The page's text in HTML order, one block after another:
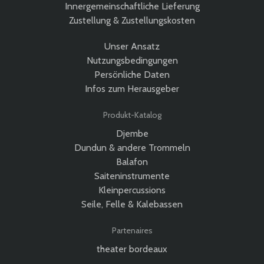
Innergemeinschaftliche Lieferung
Zustellung & Zustellungskosten
Unser Ansatz
Nutzungsbedingungen
Persönliche Daten
Infos zum Herausgeber
Produkt-Katalog
Djembe
Dundun & andere Trommeln
Balafon
Saiteninstrumente
Kleinpercussions
Seile, Felle & Kalebassen
Partenaires
theater bordeaux